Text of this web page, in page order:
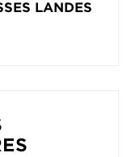
LANDES